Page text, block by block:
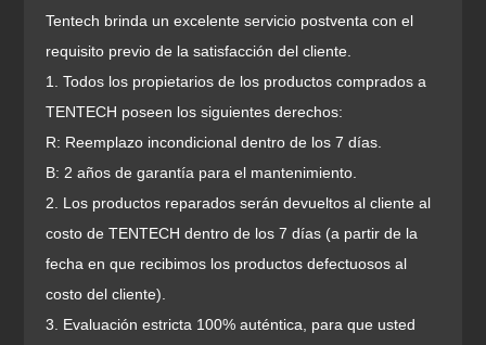
Tentech brinda un excelente servicio postventa con el
requisito previo de la satisfacción del cliente.
1. Todos los propietarios de los productos comprados a
TENTECH poseen los siguientes derechos:
R: Reemplazo incondicional dentro de los 7 días.
B: 2 años de garantía para el mantenimiento.
2. Los productos reparados serán devueltos al cliente al
costo de TENTECH dentro de los 7 días (a partir de la
fecha en que recibimos los productos defectuosos al
costo del cliente).
3. Evaluación estricta 100% auténtica, para que usted